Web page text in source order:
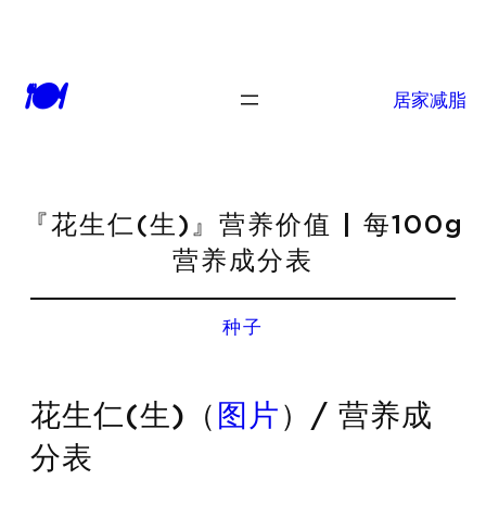
🍽 居家减脂
『花生仁(生)』营养价值 | 每100g
营养成分表
种子
花生仁(生)（ 图片 ）/ 营养成
分表